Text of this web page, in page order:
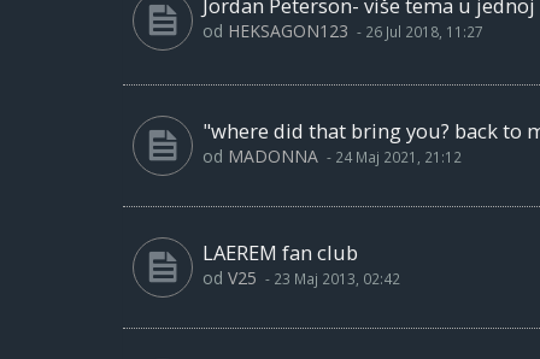
od HEKSAGON123 - 26 Jul 2018, 11:27
"where did that bring you? back to
od MADONNA - 24 Maj 2021, 21:12
LAEREM fan club
od V25 - 23 Maj 2013, 02:42